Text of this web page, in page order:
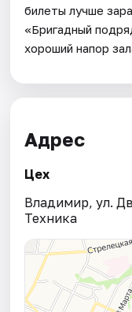
билеты лучше
«Бригадный
хороший напор
Адрес
Цех
Владимир, ул.
Техника